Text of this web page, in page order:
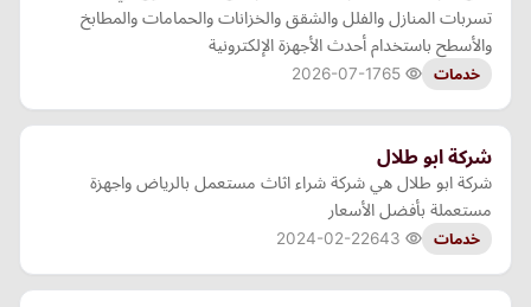
تسربات المنازل والفلل والشقق والخزانات والحمامات والمطابخ
والأسطح باستخدام أحدث الأجهزة الإلكترونية
خدمات 2026-07-17
شركة ابو طلال
شركة ابو طلال هي شركة شراء اثاث مستعمل بالرياض واجهزة
مستعملة بأفضل الأسعار
خدمات 2024-02-22